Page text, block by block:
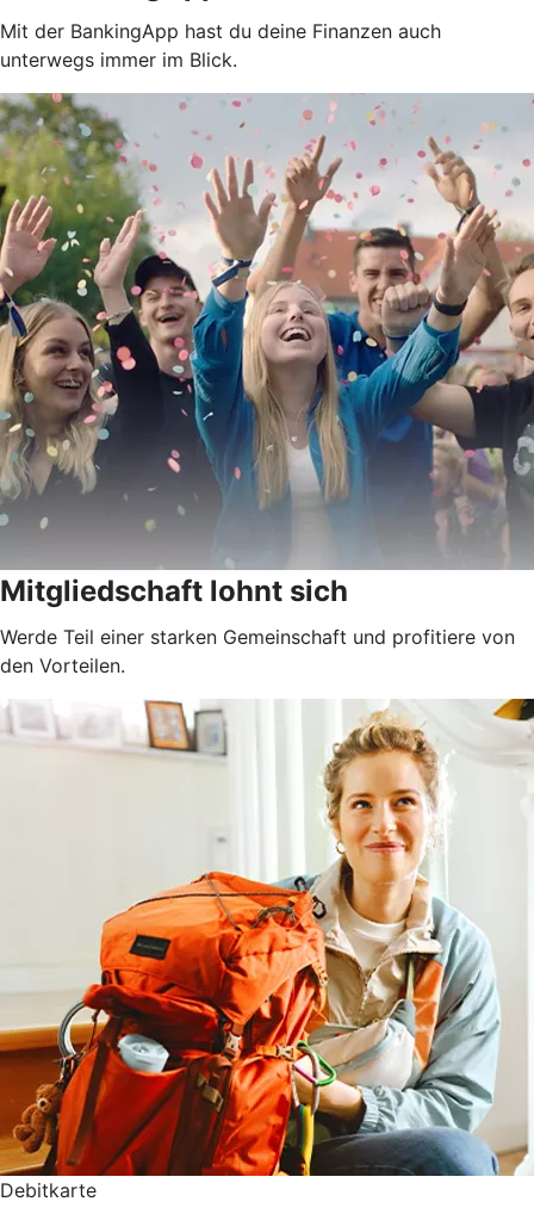
Mit der BankingApp hast du deine Finanzen auch
unterwegs immer im Blick.
Mitgliedschaft lohnt sich
Werde Teil einer starken Gemeinschaft und profitiere von
den Vorteilen.
Debitkarte